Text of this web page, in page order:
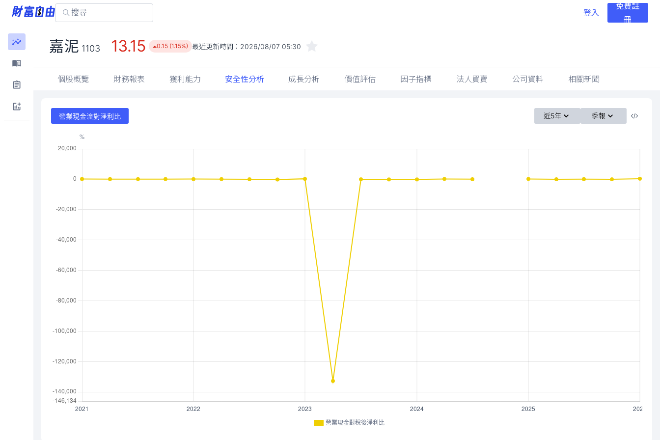
登入
免費註
冊
嘉泥 1103 13.15 0.15 (1.15%) 最近更新時間： 2026/08/07 05:30
個股概覽 財務報表 獲利能力 安全性分析 成長分析 價值評估 因子指標 法人買賣 公司資料 相關新聞
營業現金流對淨利比 近5年 季報
營業現金對稅後淨利比